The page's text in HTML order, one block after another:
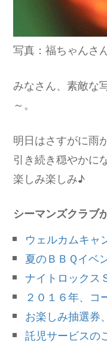
写真：福ちゃんさ
みなさん、素敵な
～。
明日はさすがに雨
引き続き穏やかに
楽しみ楽しみ♪
シーマンズクラブ
ウェルカムキャ
夏のＢＢＱイベ
ナイトロックス
２０１６年、コ
お楽しみ抽選券
託児サービスの